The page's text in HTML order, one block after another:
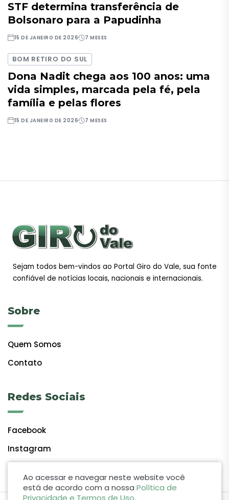
STF determina transferência de
Bolsonaro para a Papudinha
15 DE JANEIRO DE 2026 7 MESES
BOM RETIRO DO SUL
Dona Nadit chega aos 100 anos: uma
vida simples, marcada pela fé, pela
família e pelas flores
15 DE JANEIRO DE 2026 7 MESES
Sejam todos bem-vindos ao Portal Giro do Vale, sua fonte
confiável de notícias locais, nacionais e internacionais.
Sobre
Quem Somos
Contato
Redes Sociais
Facebook
Instagram
Ao acessar e navegar neste website você
está de acordo com a nossa Política de
Privacidade e Termos de Uso.